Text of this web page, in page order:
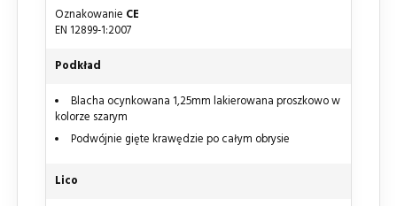
Oznakowanie CE
EN 12899-1:2007
Podkład
Blacha ocynkowana 1,25mm lakierowana proszkowo w
kolorze szarym
Podwójnie gięte krawędzie po całym obrysie
Lico